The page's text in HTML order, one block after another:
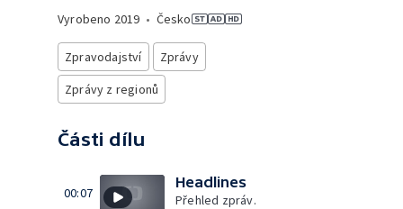
Vyrobeno 2019 • Česko
Zpravodajství
Zprávy
Zprávy z regionů
Části dílu
00:07
Headlines
Přehled zpráv.